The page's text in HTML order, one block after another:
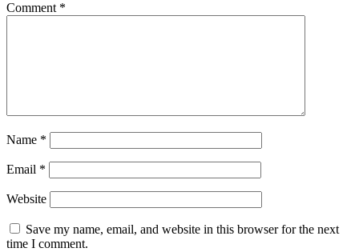
Comment *
Name *
Email *
Website
Save my name, email, and website in this browser for the next
time I comment.